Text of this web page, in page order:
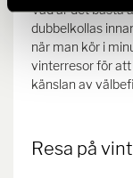
Vad är det bästa
dubbelkollas
när man kör i
vinterresor för
känslan av
Resa på